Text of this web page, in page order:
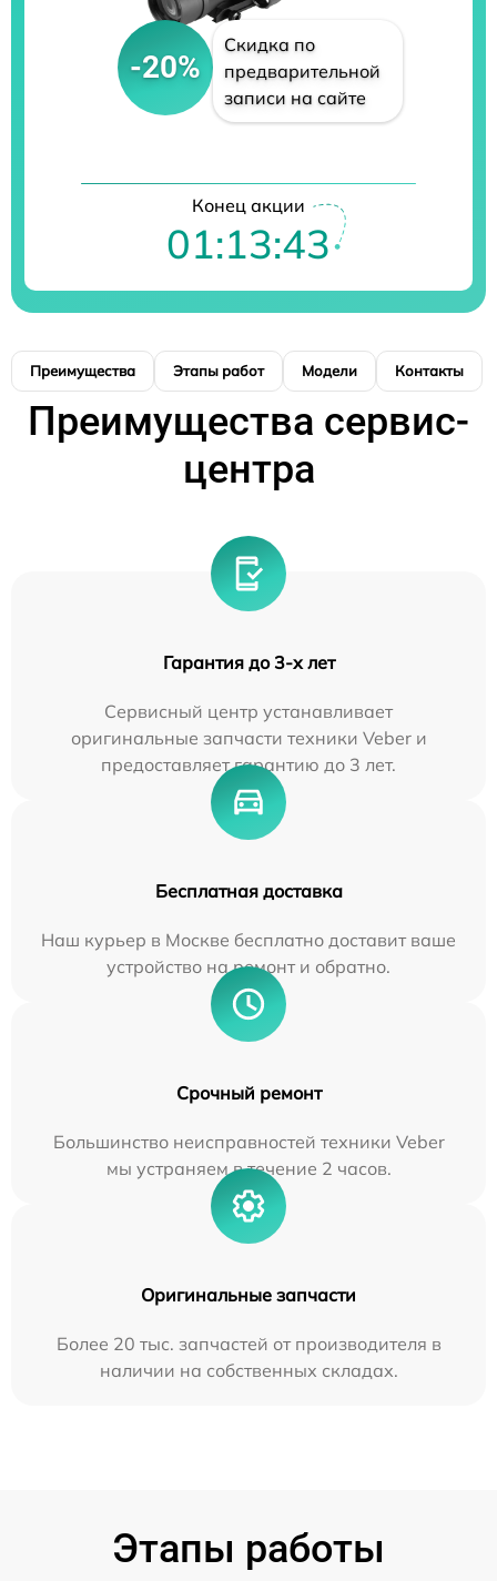
-20%
Скидка по
предварительной
записи на сайте
Конец акции
01:13:43
Преимущества Этапы работ Модели Контакты
Преимущества сервис-
центра
Гарантия до 3-х лет
Сервисный центр устанавливает
оригинальные запчасти техники Veber и
предоставляет гарантию до 3 лет.
Бесплатная доставка
Наш курьер в Москве бесплатно доставит ваше
устройство на ремонт и обратно.
Срочный ремонт
Большинство неисправностей техники Veber
мы устраняем в течение 2 часов.
Оригинальные запчасти
Более 20 тыс. запчастей от производителя в
наличии на собственных складах.
Этапы работы